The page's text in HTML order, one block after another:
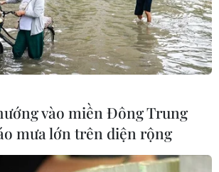
vào miền Đông Trung
mưa lớn trên diện rộng